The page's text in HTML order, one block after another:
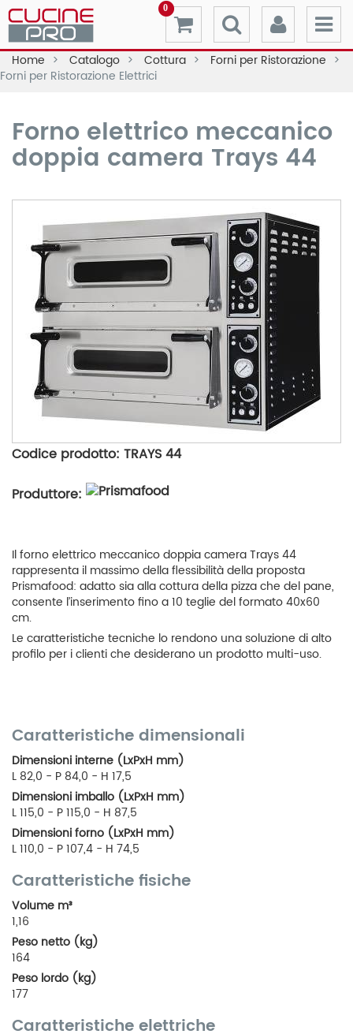
0
Home Catalogo Cottura
Forni per Ristorazione
Forni per Ristorazione Elettrici
Forno elettrico meccanico
doppia camera Trays 44
Codice prodotto: TRAYS 44
Produttore:
Il forno elettrico meccanico doppia camera Trays 44
rappresenta il massimo della flessibilità della proposta
Prismafood: adatto sia alla cottura della pizza che del pane,
consente l’inserimento fino a 10 teglie del formato 40x60
cm.
Le caratteristiche tecniche lo rendono una soluzione di alto
profilo per i clienti che desiderano un prodotto multi-uso.
Caratteristiche dimensionali
Dimensioni interne (LxPxH mm)
L 82,0 - P 84,0 - H 17,5
Dimensioni imballo (LxPxH mm)
L 115,0 - P 115,0 - H 87,5
Dimensioni forno (LxPxH mm)
L 110,0 - P 107,4 - H 74,5
Caratteristiche fisiche
Volume m³
1,16
Peso netto (kg)
164
Peso lordo (kg)
177
Caratteristiche elettriche